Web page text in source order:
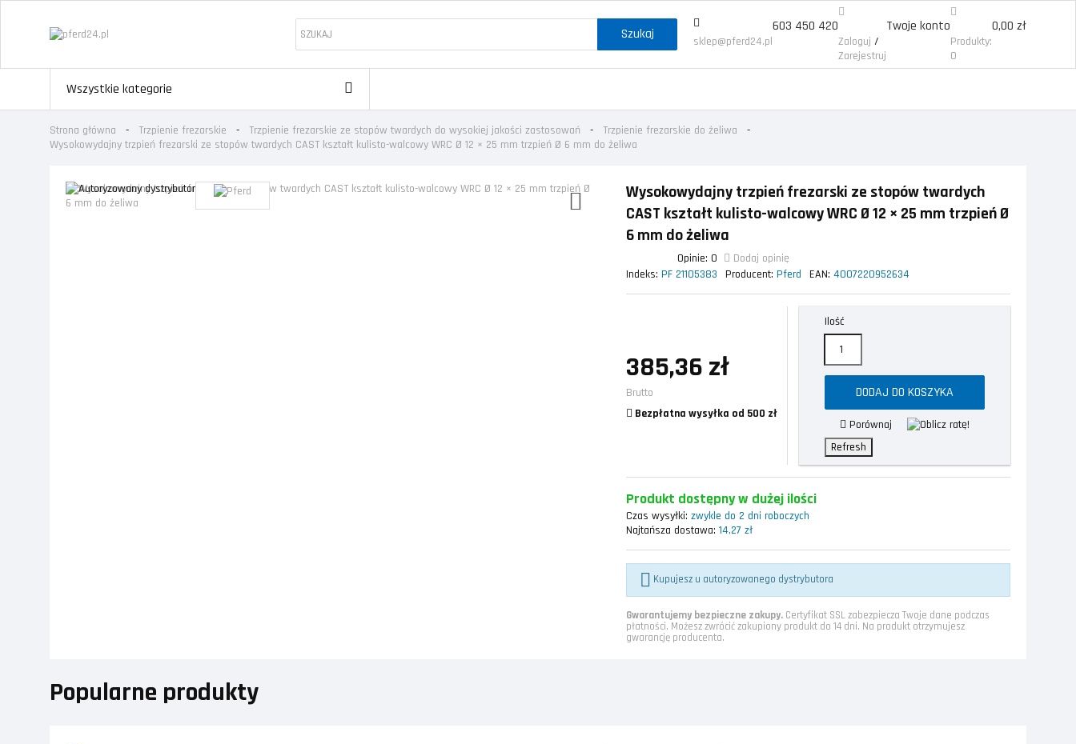
Szukaj 603 450 420
sklep@pferd24.pl
Twoje konto
Zaloguj /
Zarejestruj
0,00 zł
Produkty:
0
Wszystkie kategorie
Strona główna Trzpienie frezarskie Trzpienie frezarskie ze stopów twardych do wysokiej jakości zastosowań
Trzpienie frezarskie do żeliwa
Wysokowydajny trzpień frezarski ze stopów twardych CAST kształt kulisto-walcowy WRC Ø 12 × 25 mm trzpień Ø 6 mm do żeliwa
Wysokowydajny trzpień frezarski ze stopów twardych
CAST kształt kulisto-walcowy WRC Ø 12 × 25 mm trzpień Ø
6 mm do żeliwa
Opinie: 0
Dodaj opinię
Indeks: PF 21105383 Producent: Pferd EAN: 4007220952634
385,36 zł
Brutto
Bezpłatna wysyłka od 500 zł
Ilość
DODAJ DO KOSZYKA
Porównaj
Produkt dostępny w dużej ilości
Czas wysyłki: zwykle do 2 dni roboczych
Najtańsza dostawa: 14,27 zł
 Kupujesz u autoryzowanego dystrybutora
Gwarantujemy bezpieczne zakupy.Certyfikat SSL zabezpiecza Twoje dane podczas
płatności. Możesz zwrócić zakupiony produkt do 14 dni. Na produkt otrzymujesz
gwarancję producenta.
Popularne produkty